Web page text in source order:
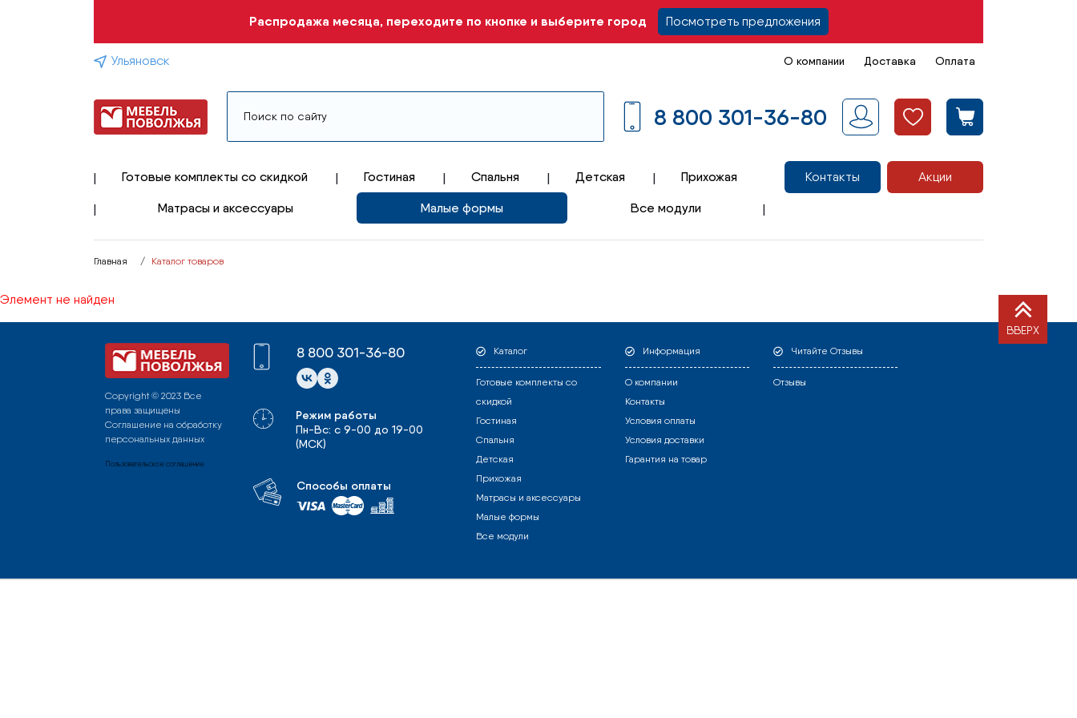
Распродажа месяца, переходите по кнопке и выберите город Посмотреть предложения
Ульяновск О компании Доставка Оплата
8 800 301-36-80
Готовые комплекты со скидкой Гостиная Спальня Детская Прихожая
Матрасы и аксессуары Малые формы Все модули
Контакты Акции
Главная Каталог товаров
Элемент не найден
Copyright © 2023 Все
права защищены
Соглашение на обработку
персональных данных
Пользовательское соглашение
8 800 301-36-80
Режим работы
Пн-Вс: с 9-00 до 19-00
(МСК)
Способы оплаты
Каталог
Готовые комплекты со
скидкой
Гостиная
Спальня
Детская
Прихожая
Матрасы и аксессуары
Малые формы
Все модули
Информация
О компании
Контакты
Условия оплаты
Условия доставки
Гарантия на товар
Читайте Отзывы
Отзывы
ВВЕРХ